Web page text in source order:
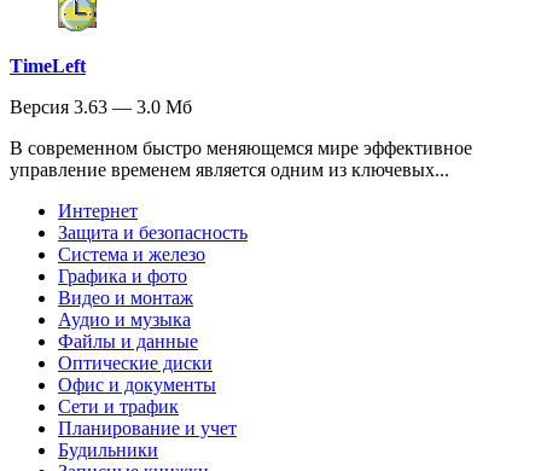
TimeLeft
Версия 3.63 — 3.0 Мб
В современном быстро меняющемся мире эффективное
управление временем является одним из ключевых...
Интернет
Защита и безопасность
Система и железо
Графика и фото
Видео и монтаж
Аудио и музыка
Файлы и данные
Оптические диски
Офис и документы
Сети и трафик
Планирование и учет
Будильники